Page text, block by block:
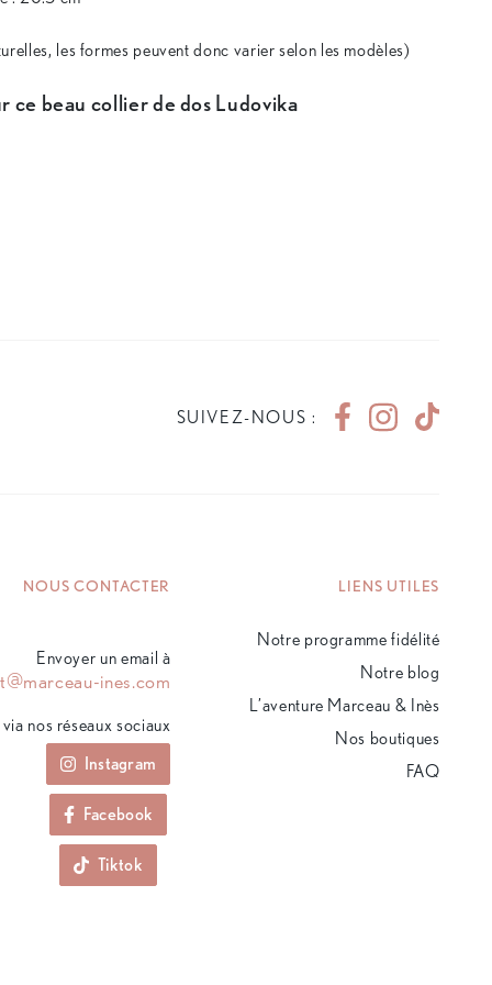
les formes peuvent donc varier selon les modèles)
ce beau collier de dos Ludovika
SUIVEZ-NOUS :
NOUS CONTACTER
Envoyer un email à
ines.com
nos réseaux sociaux
Instagram
Facebook
Tiktok
LIENS UTILES
Notre programme fidélité
Notre blog
L’aventure Marceau & Inès
Nos boutiques
FAQ